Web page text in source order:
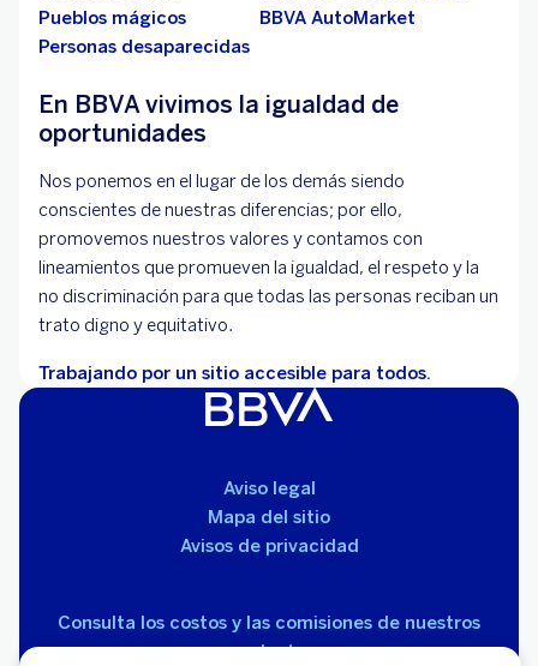
Pueblos mágicos
BBVA AutoMarket
Personas desaparecidas
En BBVA vivimos la igualdad de
oportunidades
Nos ponemos en el lugar de los demás siendo
conscientes de nuestras diferencias; por ello,
promovemos nuestros valores y contamos con
lineamientos que promueven la igualdad, el respeto y la
no discriminación para que todas las personas reciban un
trato digno y equitativo.
Trabajando por un sitio accesible para todos.
Aviso legal
Mapa del sitio
Avisos de privacidad
Consulta los costos y las comisiones de nuestros
productos